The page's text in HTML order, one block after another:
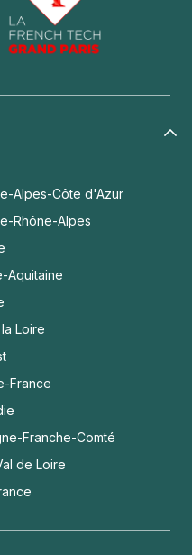
Alpes-Côte d'Azur
Rhône-Alpes
Aquitaine
Loire
France
Franche-Comté
de Loire